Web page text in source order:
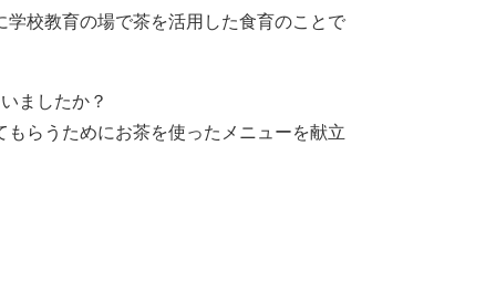
学校教育の場で茶を活用した食育のことで
ましたか？
らうためにお茶を使ったメニューを献立